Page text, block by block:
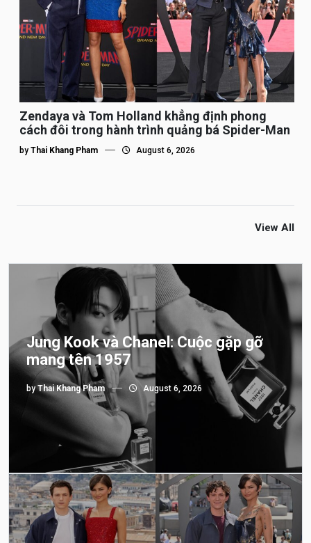
Zendaya và Tom Holland khẳng định phong
cách đôi trong hành trình quảng bá Spider-Man
by Thai Khang Pham August 6, 2026
View All
Jung Kook và Chanel: Cuộc gặp gỡ
mang tên 1957
byThai Khang Pham August 6, 2026